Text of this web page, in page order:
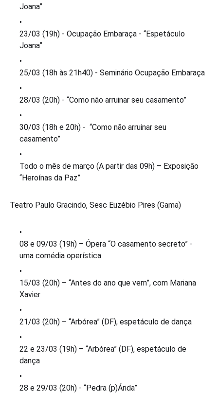
Joana”
23/03 (19h) - Ocupação Embaraça - “Espetáculo
Joana”
25/03 (18h às 21h40) - Seminário Ocupação Embaraça
28/03 (20h) - “Como não arruinar seu casamento”
30/03 (18h e 20h) - “Como não arruinar seu
casamento”
Todo o mês de março (A partir das 09h) – Exposição
“Heroínas da Paz”
Teatro Paulo Gracindo, Sesc Euzébio Pires (Gama)
08 e 09/03 (19h) – Ópera “O casamento secreto” -
uma comédia operística
15/03 (20h) – “Antes do ano que vem”, com Mariana
Xavier
21/03 (20h) – “Arbórea” (DF), espetáculo de dança
22 e 23/03 (19h) – “Arbórea” (DF), espetáculo de
dança
28 e 29/03 (20h) - “Pedra (p)Árida”